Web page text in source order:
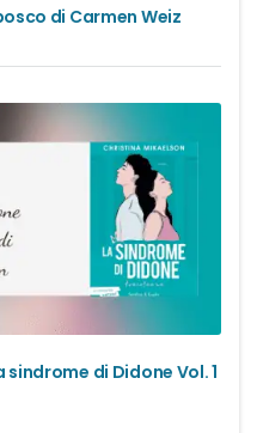
di Carmen Weiz
di Didone Vol. 1